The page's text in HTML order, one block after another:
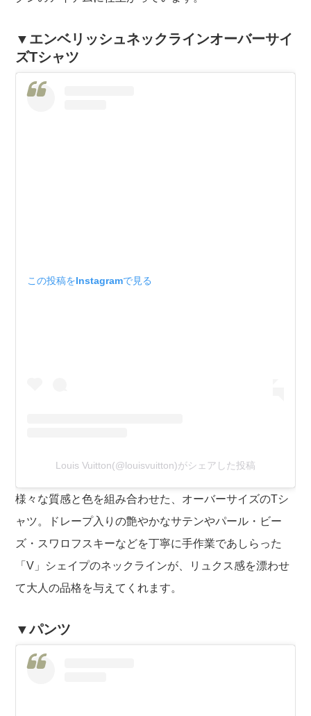
▼エンベリッシュネックラインオーバーサイ
ズTシャツ
この投稿をInstagramで見る
Louis Vuitton(@louisvuitton)がシェアした投稿
様々な質感と色を組み合わせた、オーバーサイズのTシ
ャツ。ドレープ入りの艶やかなサテンやパール・ビー
ズ・スワロフスキーなどを丁寧に手作業であしらった
「V」シェイプのネックラインが、リュクス感を漂わせ
て大人の品格を与えてくれます。
▼パンツ